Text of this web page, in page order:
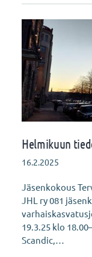
Helmikuun
16.2.2025
Jäsenkokous
JHL ry 081
19.3.25 klo
Scandic,…